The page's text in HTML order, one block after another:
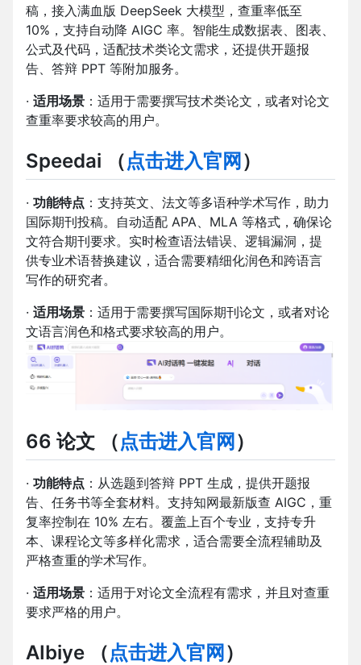
稿，接入满血版 DeepSeek 大模型，查重率低至
10%，支持自动降 AIGC 率。智能生成数据表、图表、
公式及代码，适配技术类论文需求，还提供开题报
告、答辩 PPT 等附加服务。
· 适用场景 ：适用于需要撰写技术类论文，或者对论文
查重率要求较高的用户。
Speedai （点击进入官网）
· 功能特点 ：支持英文、法文等多语种学术写作，助力
国际期刊投稿。自动适配 APA、MLA 等格式，确保论
文符合期刊要求。实时检查语法错误、逻辑漏洞，提
供专业术语替换建议，适合需要精细化润色和跨语言
写作的研究者。
· 适用场景 ：适用于需要撰写国际期刊论文，或者对论
文语言润色和格式要求较高的用户。
66 论文 （点击进入官网 ）
· 功能特点 ：从选题到答辩 PPT 生成，提供开题报
告、任务书等全套材料。支持知网最新版查 AIGC，重
复率控制在 10% 左右。覆盖上百个专业，支持专升
本、课程论文等多样化需求，适合需要全流程辅助及
严格查重的学术写作。
· 适用场景 ：适用于对论文全流程有需求，并且对查重
要求严格的用户。
AIbiye （点击进入官网 ）